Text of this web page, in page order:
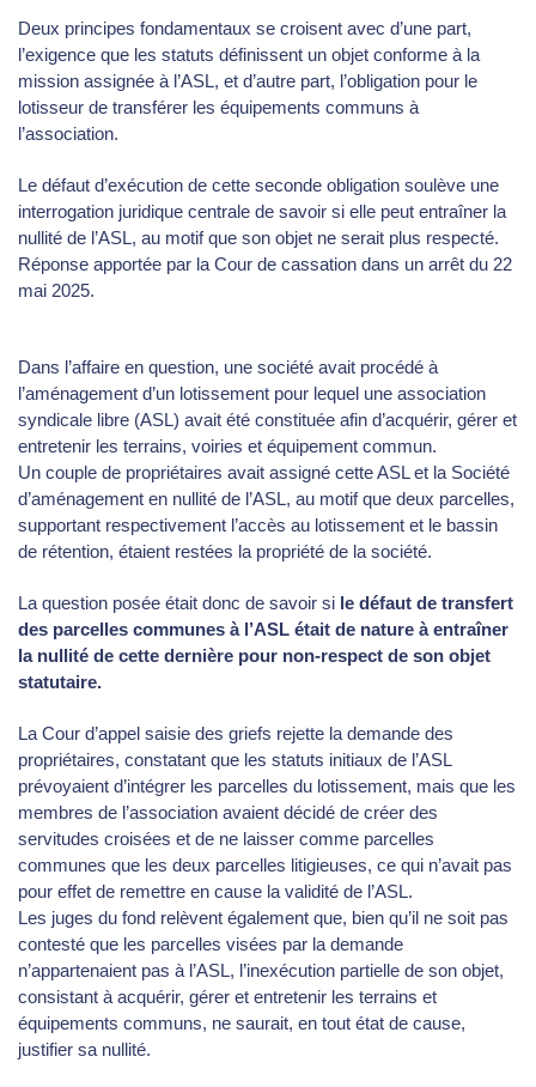
Deux principes fondamentaux se croisent avec d’une part,
l’exigence que les statuts définissent un objet conforme à la
mission assignée à l’ASL, et d’autre part, l’obligation pour le
lotisseur de transférer les équipements communs à
l’association.
Le défaut d’exécution de cette seconde obligation soulève une
interrogation juridique centrale de savoir si elle peut entraîner la
nullité de l’ASL, au motif que son objet ne serait plus respecté.
Réponse apportée par la Cour de cassation dans un arrêt du 22
mai 2025.
Dans l’affaire en question, une société avait procédé à
l’aménagement d’un lotissement pour lequel une association
syndicale libre (ASL) avait été constituée afin d’acquérir, gérer et
entretenir les terrains, voiries et équipement commun.
Un couple de propriétaires avait assigné cette ASL et la Société
d’aménagement en nullité de l’ASL, au motif que deux parcelles,
supportant respectivement l’accès au lotissement et le bassin
de rétention, étaient restées la propriété de la société.
La question posée était donc de savoir si le défaut de transfert
des parcelles communes à l’ASL était de nature à entraîner
la nullité de cette dernière pour non-respect de son objet
statutaire.
La Cour d’appel saisie des griefs rejette la demande des
propriétaires, constatant que les statuts initiaux de l’ASL
prévoyaient d’intégrer les parcelles du lotissement, mais que les
membres de l’association avaient décidé de créer des
servitudes croisées et de ne laisser comme parcelles
communes que les deux parcelles litigieuses, ce qui n’avait pas
pour effet de remettre en cause la validité de l’ASL.
Les juges du fond relèvent également que, bien qu’il ne soit pas
contesté que les parcelles visées par la demande
n’appartenaient pas à l’ASL, l’inexécution partielle de son objet,
consistant à acquérir, gérer et entretenir les terrains et
équipements communs, ne saurait, en tout état de cause,
justifier sa nullité.